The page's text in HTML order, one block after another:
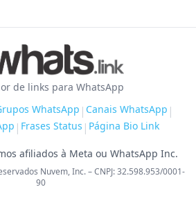
de links para WhatsApp
WhatsApp | Canais WhatsApp |
| Frases Status | Página Bio Link
afiliados à Meta ou WhatsApp Inc.
Nuvem, Inc. – CNPJ: 32.598.953/0001-
90